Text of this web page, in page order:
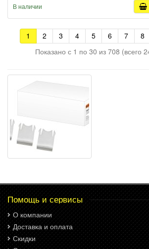
В наличии
1 2 3 4 5 6 7 8
Показано с 1 по 30 из 708 (всего
Помощь и сервисы
О компании
Доставка и оплата
Скидки